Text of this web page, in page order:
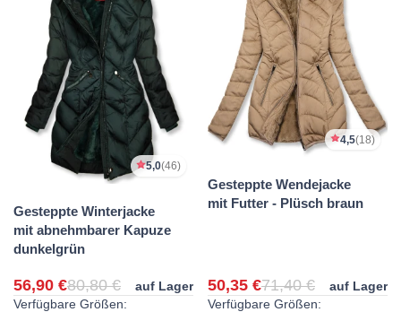
5,0(46)
Gesteppte Winterjacke
mit abnehmbarer Kapuze
dunkelgrün
56,90 €80,80 €
auf Lager
Verfügbare Größen:
4,5(18)
Gesteppte Wendejacke
mit Futter - Plüsch braun
50,35 €71,40 €
auf Lager
Verfügbare Größen: